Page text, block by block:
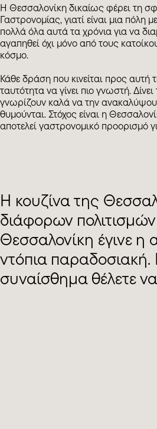
Η Θεσσαλονίκη δικαίως φέρει τη
Γαστρονομίας, γιατί είναι μια
πολλά όλα αυτά τα χρόνια για να
αγαπηθεί όχι μόνο από τους
κόσμο.
Κάθε δράση που κινείται προς
ταυτότητα να γίνει πιο γνωστή.
γνωρίζουν καλά να την
θυμούνται. Στόχος είναι η
αποτελεί γαστρονομικό προορισμό
Η κουζίνα της
διάφορων
Θεσσαλονίκη έγινε η
ντόπια παραδοσιακή.
συναίσθημα θέλετε